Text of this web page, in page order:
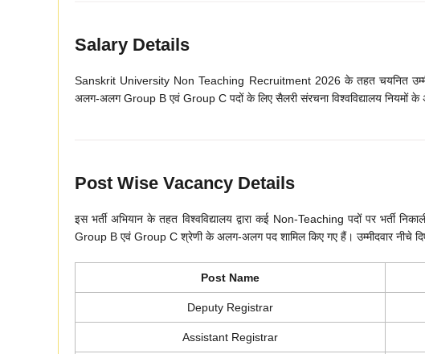
Salary Details
Sanskrit University Non Teaching Recruitment 2026 के तहत चयनित
अलग-अलग Group B एवं Group C पदों के लिए सैलरी संरचना विश्वविद्यालय नियमों के
Post Wise Vacancy Details
इस भर्ती अभियान के तहत विश्वविद्यालय द्वारा कई Non-Teaching पदों पर
Group B एवं Group C श्रेणी के अलग-अलग पद शामिल किए गए हैं। उम्मीदवार नीचे
Post Name
Deputy Registrar
Assistant Registrar